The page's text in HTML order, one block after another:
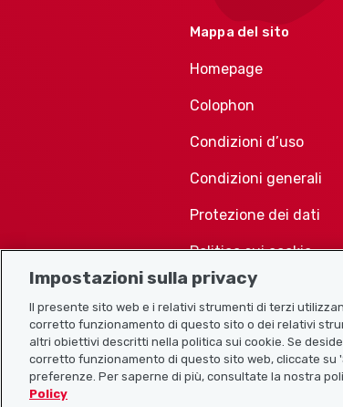
Mappa del sito
Homepage
Colophon
Condizioni d’uso
Condizioni generali
Protezione dei dati
Politica sui cookie
Impostazioni sulla privacy
Il presente sito web e i relativi strumenti di terzi
corretto funzionamento di questo sito o dei relativi
altri obiettivi descritti nella politica sui cookie. Se
corretto funzionamento di questo sito web, cliccate su
preferenze. Per saperne di più, consultate la nostra
Policy